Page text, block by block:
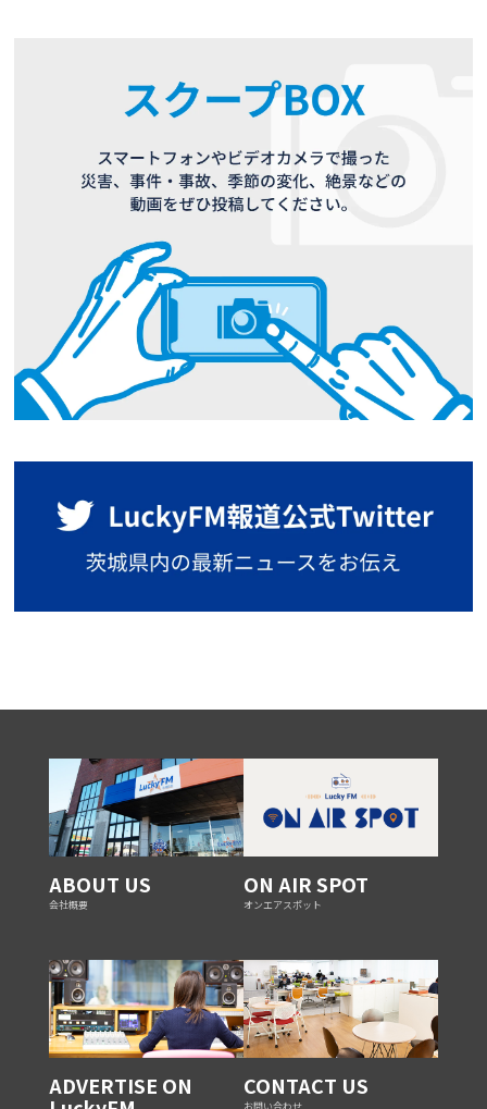
ABOUT US
会社概要
ON AIR SPOT
オンエアスポット
ADVERTISE ON CONTACT US